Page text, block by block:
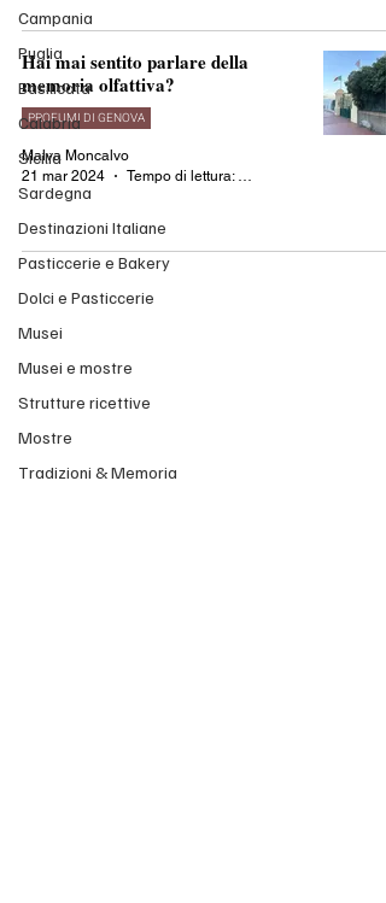
Campania
Puglia
Basilicata
Calabria
Sicilia
Sardegna
Destinazioni Italiane
Pasticcerie e Bakery
Dolci e Pasticcerie
Musei
Musei e mostre
Strutture ricettive
Mostre
Tradizioni & Memoria
Hai mai sentito parlare della
memoria olfattiva?
PROFUMI DI GENOVA
Malva Moncalvo
21 mar 2024